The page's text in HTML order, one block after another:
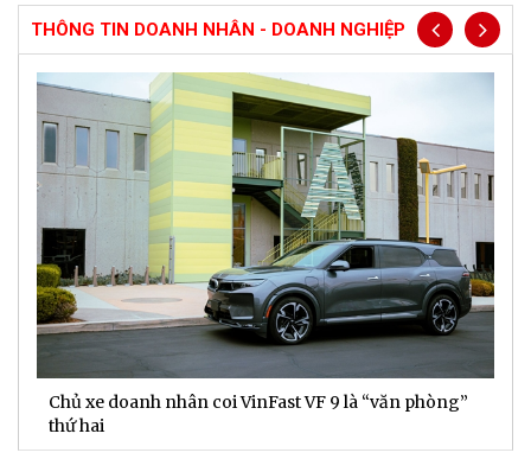
THÔNG TIN DOANH NHÂN - DOANH NGHIỆP
Chủ xe doanh nhân coi VinFast VF 9 là “văn phòng”
thứ hai